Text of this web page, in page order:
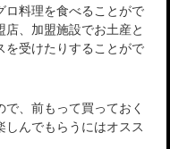
ロ料理を食べることがで
、加盟施設でお土産と
を受けたりすることがで
、前もって買っておく
んでもらうにはオスス